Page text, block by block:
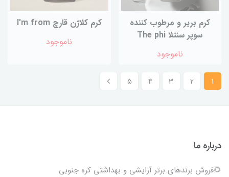
کرم بریر و مرطوب کننده
سوپر سنتلا The phi
ناموجود
کرم کلاژن قارچ I'm from
ناموجود
1
2
3
4
5
درباره ما
🌻فروش برندهای برتر آرایشی و بهداشتی کره جنوبی